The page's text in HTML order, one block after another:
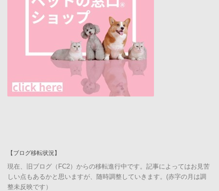
【ブログ移転状況】
現在、旧ブログ（FC2）からの移転進行中です。記事によってはお見苦
しい点もあるかと思いますが、随時調整していきます。(赤字の月は調
整未反映です）